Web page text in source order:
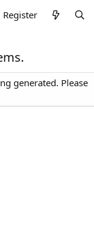
Register
generated. Please